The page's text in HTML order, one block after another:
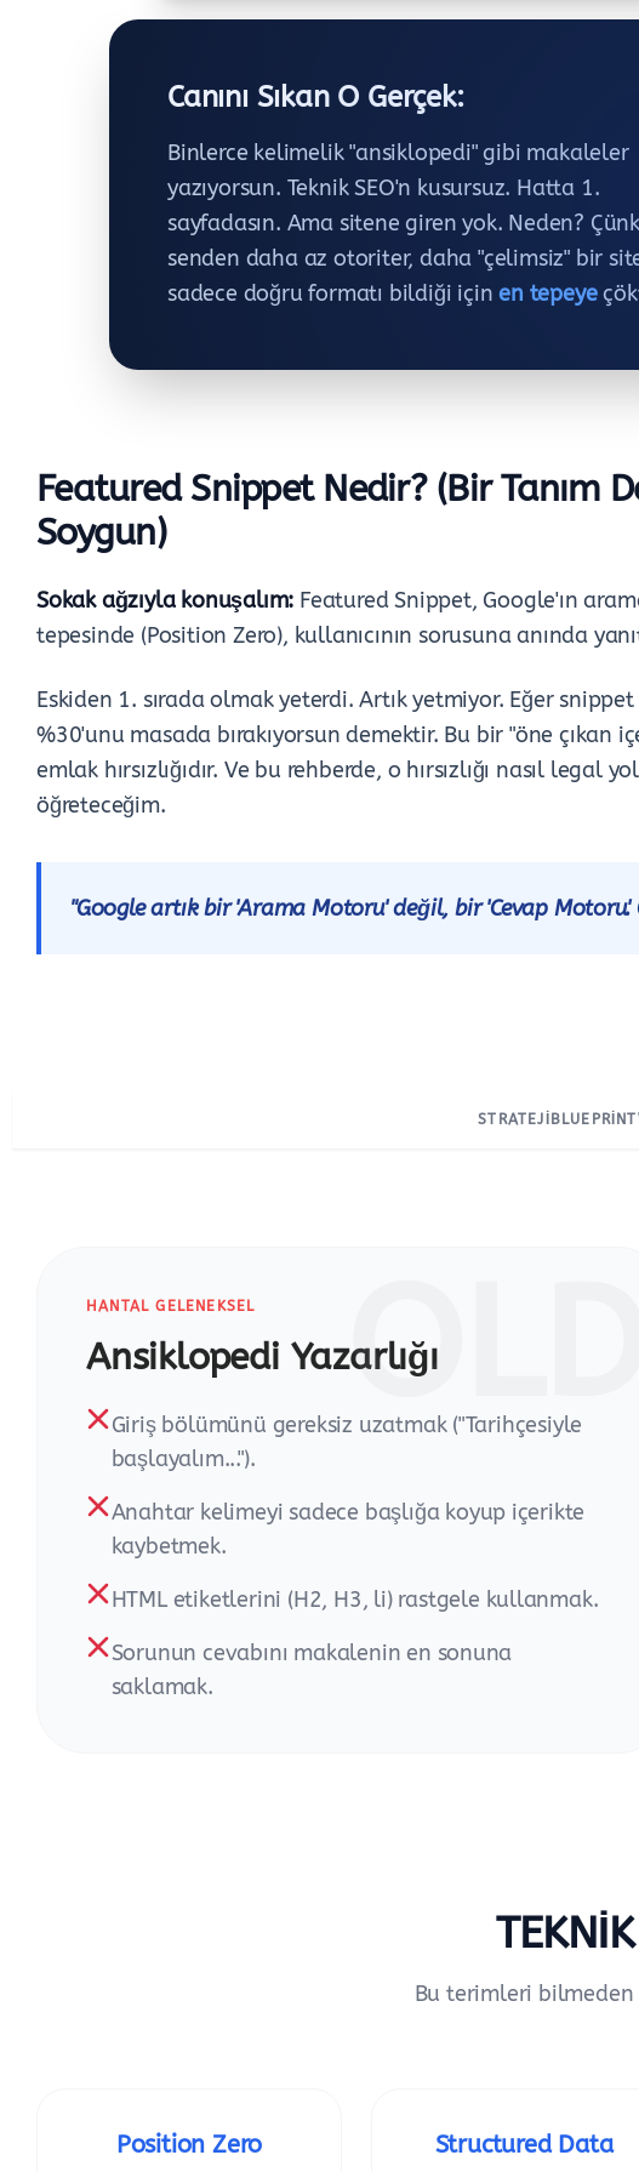
Canını Sıkan O Gerçek:
Binlerce kelimelik "ansiklopedi" gibi makaleler
yazıyorsun. Teknik SEO'n kusursuz. Hatta 1.
sayfadasın. Ama sitene giren yok. Neden?
senden daha az otoriter, daha "çelimsiz" bir
sadece doğru formatı bildiği içinen tepeye
Featured Snippet Nedir? (Bir Tanım
Soygun)
Sokak ağzıyla konuşalım: Featured Snippet, Google'ın
tepesinde (Position Zero), kullanıcının sorusuna anında
Eskiden 1. sırada olmak yeterdi. Artık yetmiyor. Eğer
%30'unu masada bırakıyorsun demektir. Bu bir "öne çıkan
emlak hırsızlığıdır. Ve bu rehberde, o hırsızlığı nasıl legal
öğreteceğim.
"Google artık bir 'Arama Motoru' değil, bir 'Cevap Motoru'.
STRATEJI BLUEPRINT
OLD
HANTAL GELENEKSEL
Ansiklopedi Yazarlığı
Giriş bölümünü gereksiz uzatmak ("Tarihçesiyle
başlayalım...").
Anahtar kelimeyi sadece başlığa koyup içerikte
kaybetmek.
HTML etiketlerini (H2, H3, li) rastgele kullanmak.
Sorunun cevabını makalenin en sonuna
saklamak.
Bu terimleri bilmeden
Position Zero Structured Data